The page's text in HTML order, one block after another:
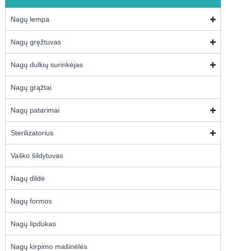
Nagų lempa
Nagų gręžtuvas
Nagų dulkių surinkėjas
Nagų grąžtai
Nagų patarimai
Sterilizatorius
Vaško šildytuvas
Nagų dildė
Nagų formos
Nagų lipdukas
Nagų kirpimo mašinėlės